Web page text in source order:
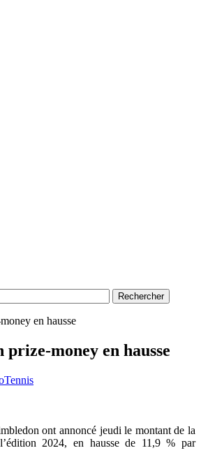
money en hausse
ont annoncé jeudi le montant de la
2024, en hausse de 11,9 % par